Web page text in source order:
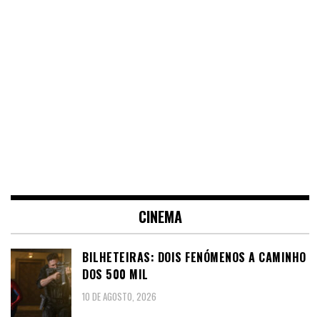
CINEMA
BILHETEIRAS: DOIS FENÓMENOS A CAMINHO
DOS 500 MIL
10 DE AGOSTO, 2026